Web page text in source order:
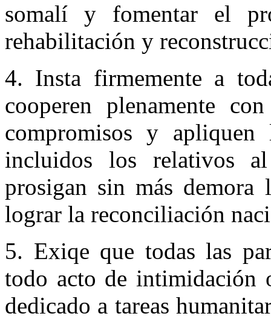
somalí y fomentar el
rehabilitación y
4. Insta firmemente a
cooperen plenamente
compromisos y
incluidos los relativos
prosigan sin más demora
lograr la reconciliación
5. Exiqe que todas las
todo acto de intimidación
dedicado a tareas